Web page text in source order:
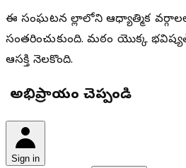
ఈ సంఘటన జిల్లాలోని ఆధ్యాత్మిక
సంతరించుకుంది. మఠం యొక్క
ఆసక్తి నెలకొంది.
మీ అభిప్రాయం చెప్పండి
Sign in